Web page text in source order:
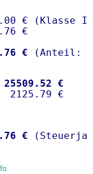
€ (Klasse I)
€
€
25509.52 €
€